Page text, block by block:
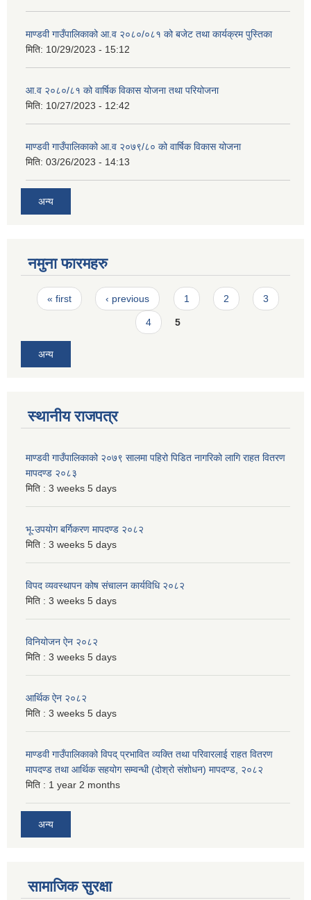
माण्डवी गाउँपालिकाको आ.व २०८०/०८१ को बजेट तथा कार्यक्रम पुस्तिका
मिति: 10/29/2023 - 15:12
आ.व २०८०/८१ को वार्षिक विकास योजना तथा परियोजना
मिति: 10/27/2023 - 12:42
माण्डवी गाउँपालिकाको आ.व २०७९/८० को वार्षिक विकास योजना
मिति: 03/26/2023 - 14:13
अन्य
नमुना फारमहरु
Pages
« first ‹ previous 1 2 3
4 5
अन्य
स्थानीय राजपत्र
माण्डवी गाउँपालिकाको २०७९ सालमा पहिरो पिडित नागरिको लागि राहत वितरण
मापदण्ड २०८३
मिति : 3 weeks 5 days
भू-उपयोग बर्गिकरण मापदण्ड २०८२
मिति : 3 weeks 5 days
विपद व्यवस्थापन कोष संचालन कार्यविधि २०८२
मिति : 3 weeks 5 days
विनियोजन ऐन २०८२
मिति : 3 weeks 5 days
आर्थिक ऐन २०८२
मिति : 3 weeks 5 days
माण्डवी गाउँपालिकाको विपद् प्रभावित व्यक्ति तथा परिवारलाई राहत वितरण
मापदण्ड तथा आर्थिक सहयोग सम्वन्धी (दोश्रो संशोधन) मापदण्ड, २०८२
मिति : 1 year 2 months
अन्य
सामाजिक सुरक्षा